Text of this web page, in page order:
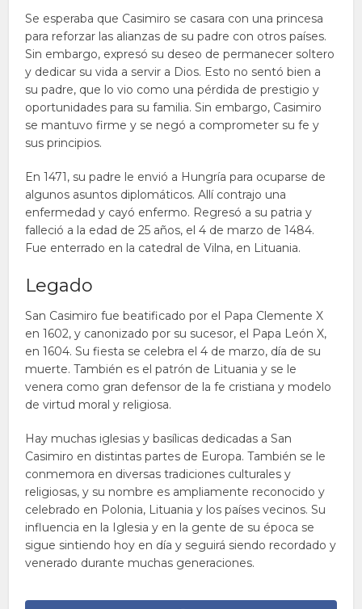
Se esperaba que Casimiro se casara con una princesa
para reforzar las alianzas de su padre con otros países.
Sin embargo, expresó su deseo de permanecer soltero
y dedicar su vida a servir a Dios. Esto no sentó bien a
su padre, que lo vio como una pérdida de prestigio y
oportunidades para su familia. Sin embargo, Casimiro
se mantuvo firme y se negó a comprometer su fe y
sus principios.
En 1471, su padre le envió a Hungría para ocuparse de
algunos asuntos diplomáticos. Allí contrajo una
enfermedad y cayó enfermo. Regresó a su patria y
falleció a la edad de 25 años, el 4 de marzo de 1484.
Fue enterrado en la catedral de Vilna, en Lituania.
Legado
San Casimiro fue beatificado por el Papa Clemente X
en 1602, y canonizado por su sucesor, el Papa León X,
en 1604. Su fiesta se celebra el 4 de marzo, día de su
muerte. También es el patrón de Lituania y se le
venera como gran defensor de la fe cristiana y modelo
de virtud moral y religiosa.
Hay muchas iglesias y basílicas dedicadas a San
Casimiro en distintas partes de Europa. También se le
conmemora en diversas tradiciones culturales y
religiosas, y su nombre es ampliamente reconocido y
celebrado en Polonia, Lituania y los países vecinos. Su
influencia en la Iglesia y en la gente de su época se
sigue sintiendo hoy en día y seguirá siendo recordado y
venerado durante muchas generaciones.